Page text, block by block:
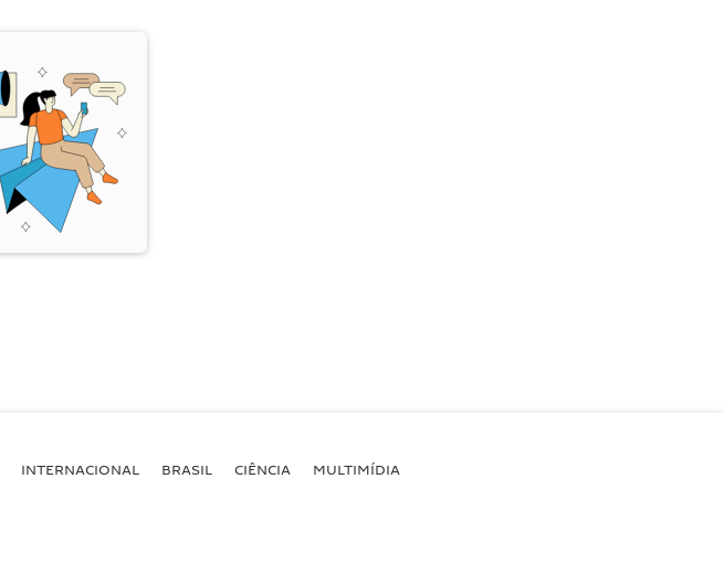
INTERNACIONAL BRASIL CIÊNCIA MULTIMÍDIA